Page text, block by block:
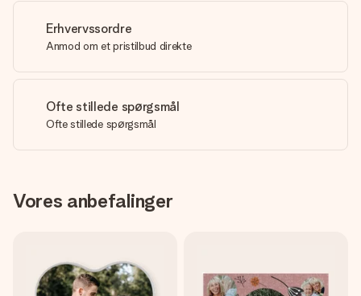
Erhvervssordre
Anmod om et pristilbud direkte
Ofte stillede spørgsmål
Ofte stillede spørgsmål
Vores anbefalinger